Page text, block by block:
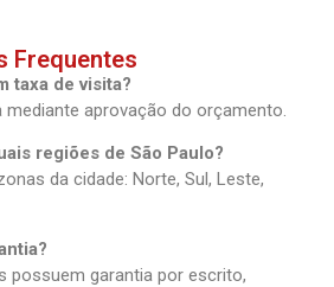
Frequentes
taxa de visita?
mediante aprovação do orçamento.
regiões de São Paulo?
da cidade: Norte, Sul, Leste,
possuem garantia por escrito,